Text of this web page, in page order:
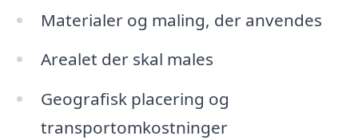
Materialer og maling, der anvendes
Arealet der skal males
Geografisk placering og
transportomkostninger